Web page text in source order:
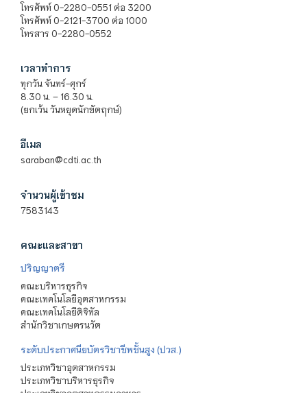
โทรศัพท์ 0-2280-0551 ต่อ 3200
โทรศัพท์ 0-2121-3700 ต่อ 1000
โทรสาร 0-2280-0552
เวลาทำการ
ทุกวัน จันทร์-ศุกร์
8.30 น. – 16.30 น.
(ยกเว้น วันหยุดนักขัตฤกษ์)
อีเมล
saraban@cdti.ac.th
จำนวนผู้เข้าชม
7583143
คณะและสาขา
ปริญญาตรี
คณะบริหารธุรกิจ
คณะเทคโนโลยีอุตสาหกรรม
คณะเทคโนโลยีดิจิทัล
สำนักวิชาเกษตรนวัต
ระดับประกาศนียบัตรวิชาชีพชั้นสูง (ปวส.)
ประเภทวิชาอุตสาหกรรม
ประเภทวิชาบริหารธุรกิจ